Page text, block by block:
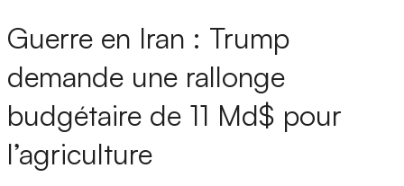
Guerre en Iran : Trump
demande une rallonge
budgétaire de 11 Md$ pour
l’agriculture